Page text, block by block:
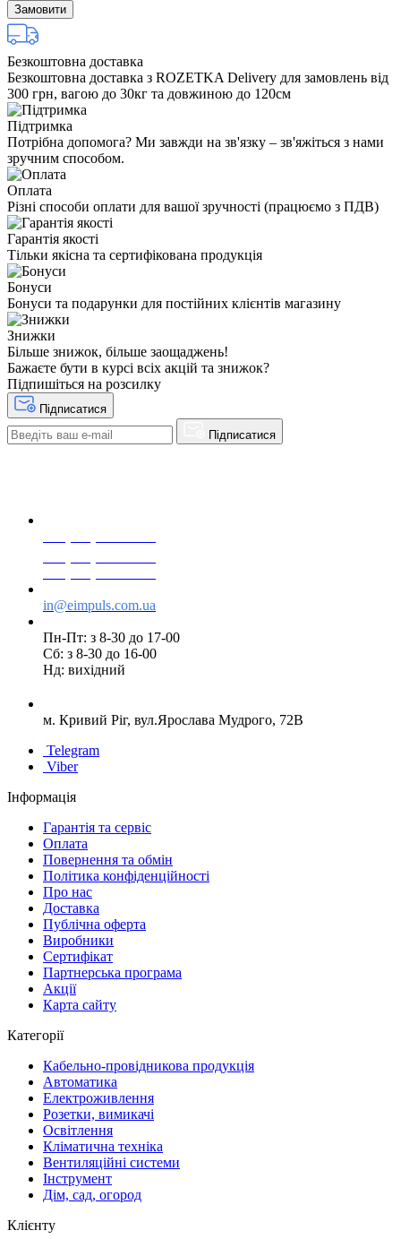
Замовити
Безкоштовна доставка
Безкоштовна доставка з ROZETKA Delivery для замовлень від
300 грн, вагою до 30кг та довжиною до 120см
Підтримка
Потрібна допомога? Ми завжди на зв'язку – зв'яжіться з нами
зручним способом.
Оплата
Різні способи оплати для вашої зручності (працюємо з ПДВ)
Гарантія якості
Тільки якісна та сертифікована продукція
Бонуси
Бонуси та подарунки для постійних клієнтів магазину
Знижки
Більше знижок, більше заощаджень!
Бажаєте бути в курсі всіх акцій та знижок?
Підпишіться на розсилку
Підписатися
Підписатися
in@eimpuls.com.ua
Пн-Пт: з 8-30 до 17-00
Сб: з 8-30 до 16-00
Нд: вихідний
м. Кривий Ріг, вул.Ярослава Мудрого, 72В
Telegram
Viber
Інформація
Гарантія та сервіс
Оплата
Повернення та обмін
Політика конфіденційності
Про нас
Доставка
Публічна оферта
Виробники
Сертифікат
Партнерська програма
Акції
Карта сайту
Категорії
Кабельно-провідникова продукція
Автоматика
Електроживлення
Розетки, вимикачі
Освітлення
Кліматична техніка
Вентиляційні системи
Інструмент
Дім, сад, огород
Клієнту